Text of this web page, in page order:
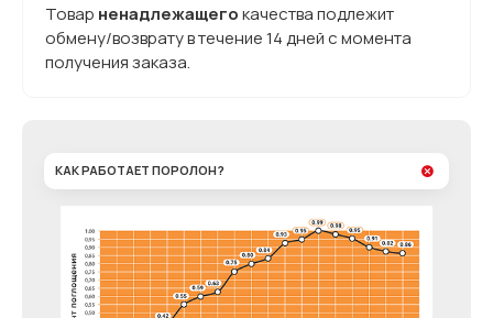
КАК РАБОТАЕТ ПОРОЛОН?
Товар ненадлежащегокачества подлежит
обмену/возврату в течение 14 дней с момента
получения заказа.